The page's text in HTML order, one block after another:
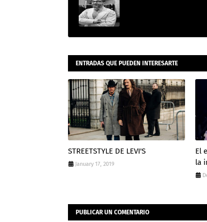
ENTRADAS QUE PUEDEN INTERESARTE
STREETSTYLE DE LEVI'S
January 17, 2019
El
la
PUBLICAR UN COMENTARIO